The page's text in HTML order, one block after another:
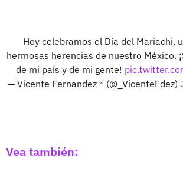
Hoy celebramos el Día del Mariachi,
hermosas herencias de nuestro México.
de mi país y de mi gente!
— Vicente Fernandez ® (@_VicenteFdez)
Vea también: